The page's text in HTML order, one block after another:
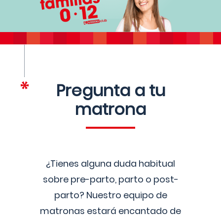
Pregunta a tu
matrona
¿Tienes alguna duda habitual
sobre pre-parto, parto o post-
parto? Nuestro equipo de
matronas estará encantado de